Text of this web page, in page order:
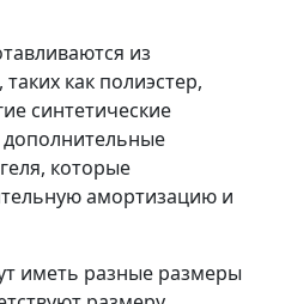
из
как полиэстер,
синтетические
которые
амортизацию и
иметь разные размеры